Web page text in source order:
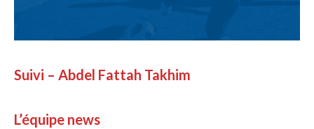
Suivi – Abdel Fattah Takhim
L’équipe news